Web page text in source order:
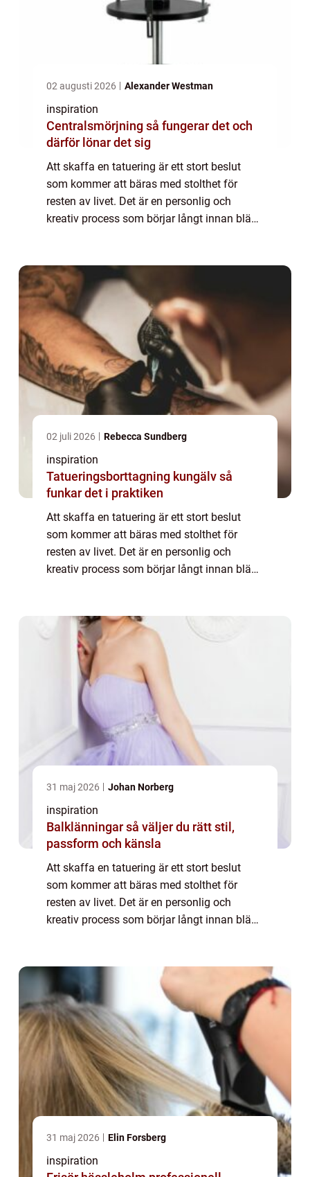
02 augusti 2026 Alexander Westman
inspiration
Centralsmörjning så fungerar det och
därför lönar det sig
Att skaffa en tatuering är ett stort beslut
som kommer att bäras med stolthet för
resten av livet. Det är en personlig och
kreativ process som börjar långt innan bläck
02 juli 2026 Rebecca Sundberg
inspiration
Tatueringsborttagning kungälv så
funkar det i praktiken
Att skaffa en tatuering är ett stort beslut
som kommer att bäras med stolthet för
resten av livet. Det är en personlig och
kreativ process som börjar långt innan bläck
31 maj 2026 Johan Norberg
inspiration
Balklänningar så väljer du rätt stil,
passform och känsla
Att skaffa en tatuering är ett stort beslut
som kommer att bäras med stolthet för
resten av livet. Det är en personlig och
kreativ process som börjar långt innan bläck
31 maj 2026 Elin Forsberg
inspiration